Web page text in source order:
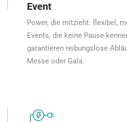
Event
Power, die mitzieht: flexibel,
Events, die keine Pause
garantieren reibungslose
Messe oder Gala.